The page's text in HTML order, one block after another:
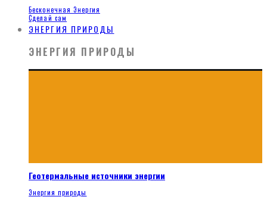
Бесконечная Энергия
Сделай сам
ЭНЕРГИЯ ПРИРОДЫ
ЭНЕРГИЯ ПРИРОДЫ
Геотермальные источники энергии
Энергия природы